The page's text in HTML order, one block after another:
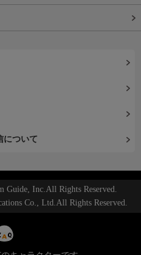
について
Guide, Inc.All Rights Reserved.
Co., Ltd.All Rights Reserved.